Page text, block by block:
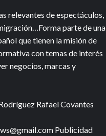
relevantes de espectáculos,
parte de una
que tienen la misión de
con temas de interés
negocios, marcas y
Rafael Covantes
Publicidad